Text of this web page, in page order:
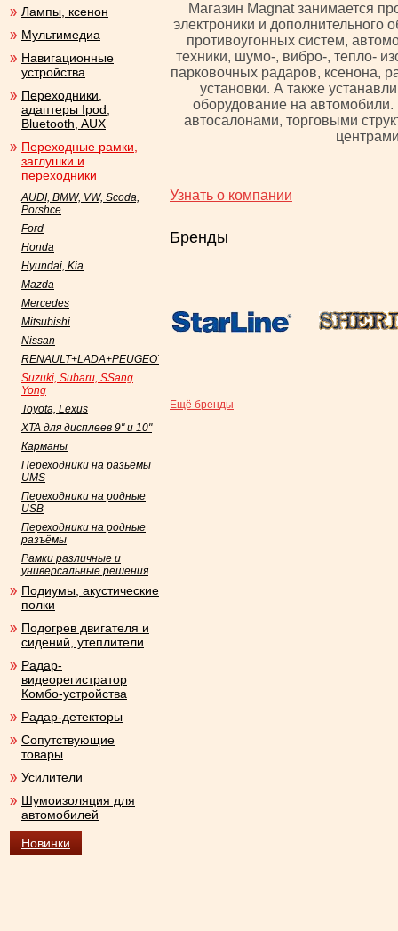
Магазин Magnat занимается
электроники и дополнительного
противоугонных систем,
техники, шумо-, вибро-, тепло-
парковочных радаров, ксенона,
установки. А также
оборудование на автомобили.
автосалонами, торговыми
Узнать о компании
Бренды
Ещё бренды
Лампы, ксенон
Мультимедиа
Навигационные
устройства
Переходники,
адаптеры Ipod,
Bluetooth, AUX
Переходные рамки,
заглушки и
переходники
AUDI, BMW, VW, Scoda,
Porshce
Ford
Honda
Hyundai, Kia
Mazda
Mercedes
Mitsubishi
Nissan
RENAULT+LADA+PEUGEOT+Datsun
Suzuki, Subaru, SSang
Yong
Toyota, Lexus
XTA для дисплеев 9" и 10"
Карманы
Переходники на разьёмы
UMS
Переходники на родные
USB
Переходники на родные
разъёмы
Рамки различные и
универсальные решения
Подиумы, акустические
полки
Подогрев двигателя и
сидений, утеплители
Радар-
видеорегистратор
Комбо-устройства
Радар-детекторы
Сопутствующие
товары
Усилители
Шумоизоляция для
автомобилей
Новинки